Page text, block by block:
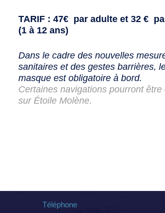
TARIF : 47€ par adulte et 32 €
(1 à 12 ans)
Dans le cadre des nouvelles
sanitaires et des gestes barrières,
masque est obligatoire à bord.
Certaines navigations pourront être
sur Étoile Molène.
Téléphone